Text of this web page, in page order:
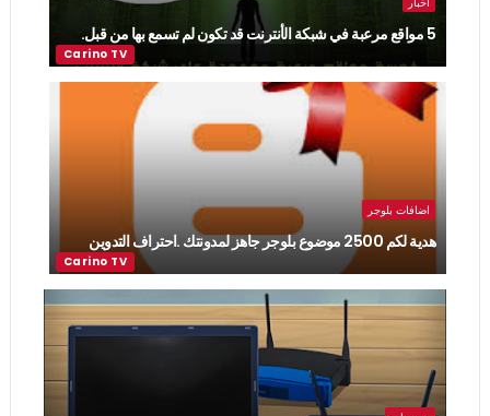
5 مواقع مرعبة في شبكة الأنترنت قد تكون لم تسمع بها من قبل.
اضافات بلوجر
هدية لكم 2500 موضوع بلوجر جاهز لمدونتك .احتراف التدوين